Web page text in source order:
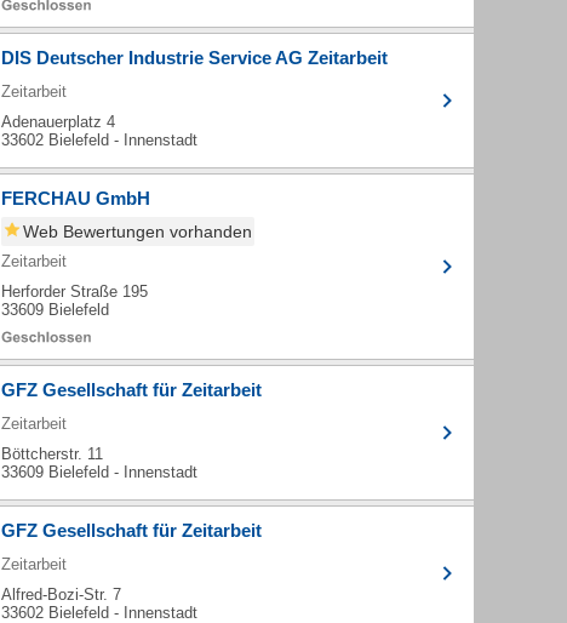
DIS Deutscher Industrie Service AG Zeitarbeit
Zeitarbeit
Adenauerplatz 4
33602 Bielefeld - Innenstadt
FERCHAU GmbH
Web Bewertungen vorhanden
Zeitarbeit
Herforder Straße 195
33609 Bielefeld
GFZ Gesellschaft für Zeitarbeit
Zeitarbeit
Böttcherstr. 11
33609 Bielefeld - Innenstadt
GFZ Gesellschaft für Zeitarbeit
Zeitarbeit
Alfred-Bozi-Str. 7
33602 Bielefeld - Innenstadt